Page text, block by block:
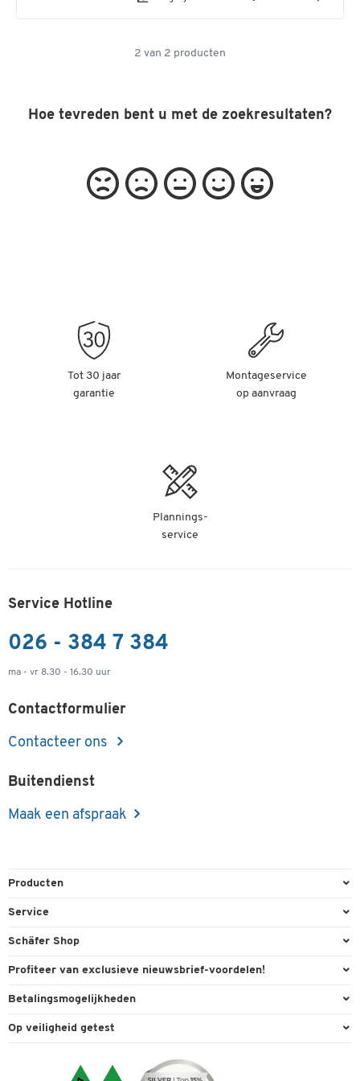
2 van 2 producten
Hoe tevreden bent u met de zoekresultaten?
Tot 30 jaar
garantie
Montageservice
op aanvraag
Plannings-
service
Service Hotline
026 - 384 7 384
ma - vr 8.30 - 16.30 uur
Contactformulier
Contacteer ons
Buitendienst
Maak een afspraak
Producten
Kantoorbenodigdheden
Milieutechniek
Reiniging & hygiëne
Service
Bestelling herroepen
Inkt & Toner
Schäfer Shop
Algemene voorwaarden
Online catalogi
Profiteer van exclusieve nieuwsbrief-voordelen!
Welkomstgeschenk
Expertise
Betalingsmogelijkheden
Paypal
Op veiligheid getest